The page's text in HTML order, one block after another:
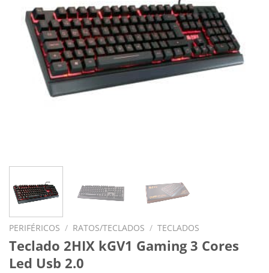
PERIFÉRICOS / RATOS/TECLADOS / TECLADOS
Teclado 2HIX kGV1 Gaming 3 Cores
Led Usb 2.0